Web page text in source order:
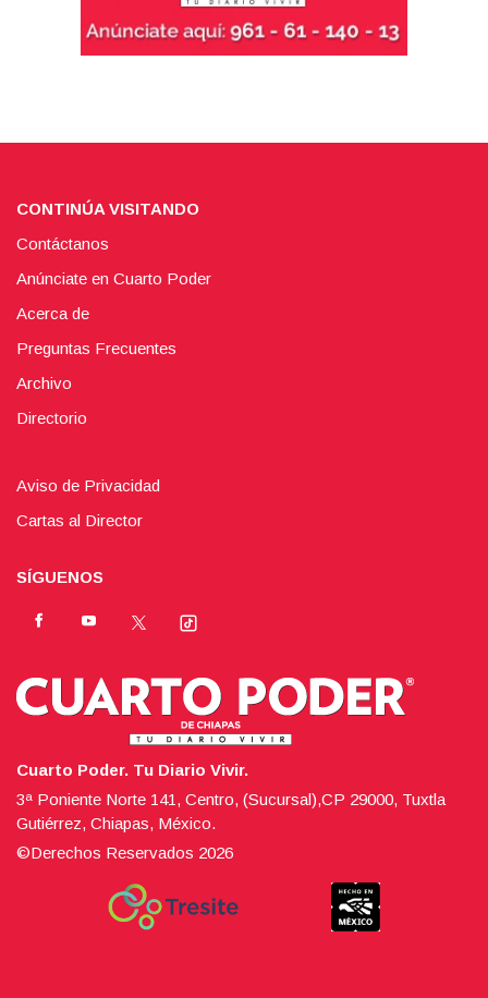
CONTINÚA VISITANDO
Contáctanos
Anúnciate en Cuarto Poder
Acerca de
Preguntas Frecuentes
Archivo
Directorio
Aviso de Privacidad
Cartas al Director
SÍGUENOS
Cuarto Poder. Tu Diario Vivir.
3ª Poniente Norte 141, Centro, (Sucursal),CP 29000, Tuxtla
Gutiérrez, Chiapas, México.
©Derechos Reservados 2026